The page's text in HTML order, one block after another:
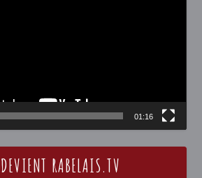
01:16
RABELAIS.TV